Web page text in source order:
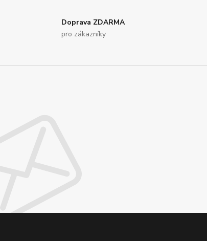
Doprava ZDARMA
pro zákazníky